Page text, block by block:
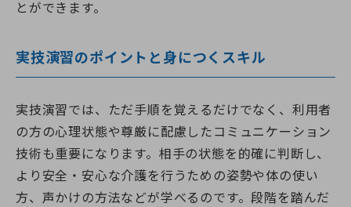
とができます。
実技演習のポイントと身につくスキル
実技演習では、ただ手順を覚えるだけでなく、利用者
の方の心理状態や尊厳に配慮したコミュニケーション
技術も重要になります。相手の状態を的確に判断し、
より安全・安心な介護を行うための姿勢や体の使い
方、声かけの方法などが学べるのです。段階を踏んだ